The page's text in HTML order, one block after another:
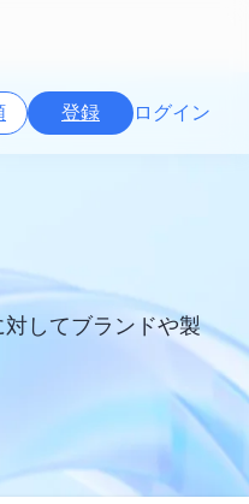
登録 ログイン
してブランドや製